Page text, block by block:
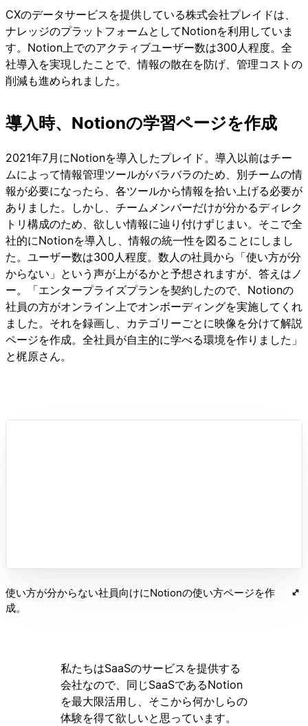
CXのデータサービスを提供している株式会社プレイドは、
ナレッジのプラットフォームとしてNotionを利用していま
す。Notion上でのアクティブユーザー数は300人程度。全
社導入を実現したことで、情報の散在を防げ、管理コストの
削減も進められました。
導入時、Notionの学習ページを作成
2021年7月にNotionを導入したプレイド。導入以前はチー
ムによって情報管理ツールがバラバラのため、別チームの情
報が必要になったら、各ツールから情報を拾い上げる必要が
ありました。しかし、チームメンバーだけが分かるディレク
トリ構成のため、欲しい情報に辿り付けずじまい。そこで全
社的にNotionを導入し、情報の統一性を図ることにしまし
た。ユーザー数は300人程度。数人の社員から「使い方が分
からない」という声が上がるかと予想されますが、答えはノ
ー。「エンタープライズプランを契約したので、Notionの
社員の方がオンライン上でオンボーディングを実施してくれ
ました。それを録画し、カテゴリーごとに映像を分けて解説
ページを作成。全社員が自主的に学べる環境を作りました」
と梶原さん。
使い方が分からない社員向けにNotionの使い方ページを作
成。
私たちはSaaSのサービスを提供する
会社なので、同じSaaSであるNotion
を最大限活用し、そこから何かしらの
体験を得て欲しいと思っています。